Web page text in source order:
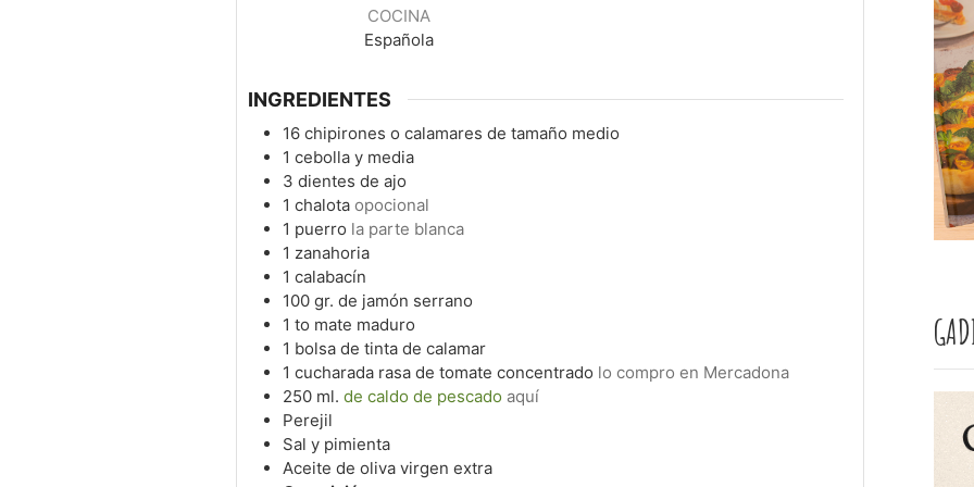
COCINA
Española
INGREDIENTES
16 chipirones o calamares de tamaño medio
1 cebolla y media
3 dientes de ajo
1 chalota opocional
1 puerro la parte blanca
1 zanahoria
1 calabacín
100 gr. de jamón serrano
1 to mate maduro
1 bolsa de tinta de calamar
1 cucharada rasa de tomate concentrado lo compro en Mercadona
250 ml. de caldo de pescado aquí
Perejil
Sal y pimienta
Aceite de oliva virgen extra